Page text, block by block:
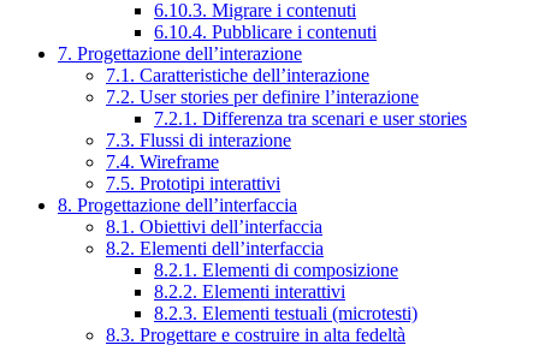
6.10.3. Migrare i contenuti
6.10.4. Pubblicare i contenuti
7. Progettazione dell’interazione
7.1. Caratteristiche dell’interazione
7.2. User stories per definire l’interazione
7.2.1. Differenza tra scenari e user stories
7.3. Flussi di interazione
7.4. Wireframe
7.5. Prototipi interattivi
8. Progettazione dell’interfaccia
8.1. Obiettivi dell’interfaccia
8.2. Elementi dell’interfaccia
8.2.1. Elementi di composizione
8.2.2. Elementi interattivi
8.2.3. Elementi testuali (microtesti)
8.3. Progettare e costruire in alta fedeltà